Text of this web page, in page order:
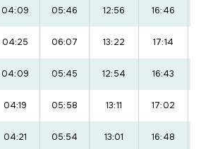
04:09 05:46 12:56 16:46
04:25 06:07 13:22 17:14
04:09 05:45 12:54 16:43
04:19 05:58 13:11 17:02
04:21 05:54 13:01 16:48